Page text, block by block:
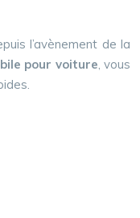
l’avènement de la
pour voiture, vous